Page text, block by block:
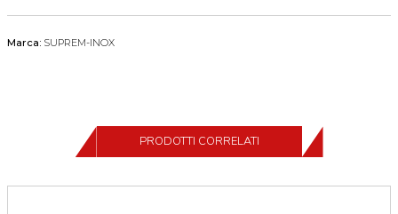
Marca: SUPREM-INOX
PRODOTTI CORRELATI